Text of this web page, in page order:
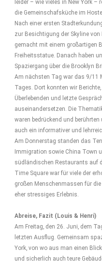
leider – wie vieles in New York –
die Gemeinschafsküche im
Nach einer ersten
zur Besichtigung der Skyline
gemacht mit einem großartigen
Freiheitsstatue. Danach haben
Spaziergang über die Brooklyn
Am nächsten Tag war das 9/11
Tages. Dort konnten wir
Überlebenden und letzte
auseinandersetzen. Die
waren bedrückend und
auch ein informativer und
Am Donnerstag standen das
Immigration sowie China Town
südländischen Restaurants auf
Time Square war für viele der
großen Menschenmassen für
eher stressiges Erlebnis.
Abreise, Fazit (Louis & Henri)
Am Freitag, den 26. Juni, dem
letzten Ausflug. Gemeinsam
York, von wo aus man einen
und sicherlich auch teure